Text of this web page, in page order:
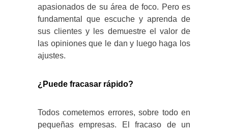
apasionados de su área de foco. Pero es
fundamental que escuche y aprenda de
sus clientes y les demuestre el valor de
las opiniones que le dan y luego haga los
ajustes.
¿Puede fracasar rápido?
Todos cometemos errores, sobre todo en
pequeñas empresas. El fracaso de un